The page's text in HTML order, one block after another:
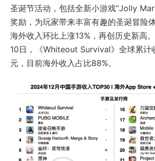
圣诞节活动，包括全新小游戏“Jolly
奖励，为玩家带来丰富有趣的圣诞冒险
海外收入环比上涨13%，再创历史新高
10日，《Whiteout Survival》全球累计
元，目前海外收入占比88%。